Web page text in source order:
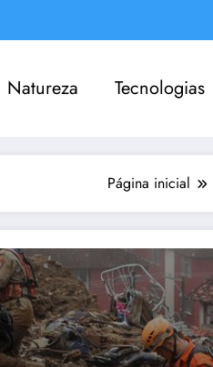
Natureza Tecnologias
Página inicial